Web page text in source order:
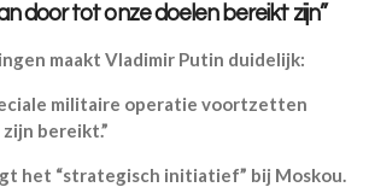
door tot onze doelen bereikt zijn”
maakt Vladimir Putin duidelijk:
militaire operatie voortzetten
bereikt.”
het “strategisch initiatief” bij Moskou.